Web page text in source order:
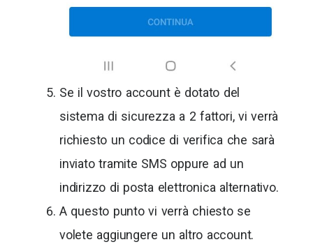
Se il vostro account è dotato del
sistema di sicurezza a 2 fattori, vi verrà
richiesto un codice di verifica che sarà
inviato tramite SMS oppure ad un
indirizzo di posta elettronica alternativo.
A questo punto vi verrà chiesto se
volete aggiungere un altro account.